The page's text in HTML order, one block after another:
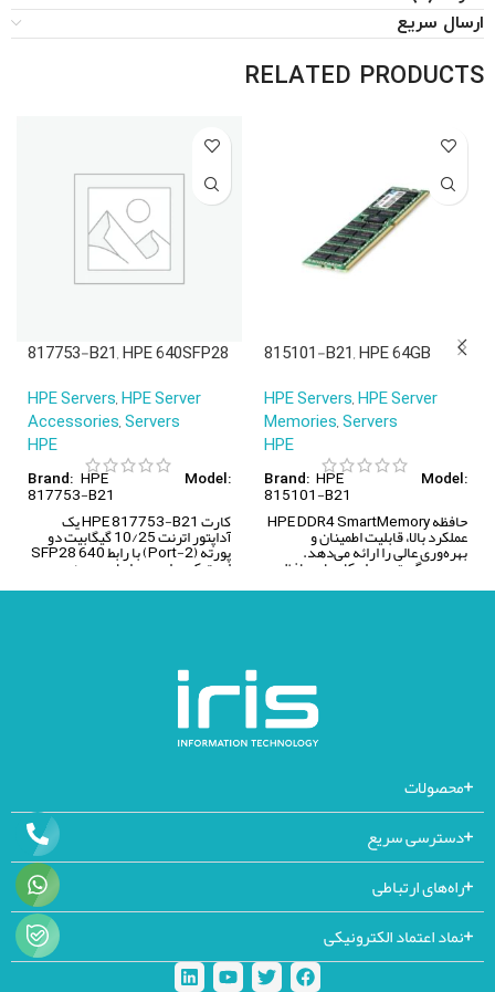
ارسال سریع
RELATED PRODUCTS
815101-B21, HPE 64GB
2666V/4Rx4/Smart Kit
HPE Servers,HPE Server
Memories,Servers
HPE
Brand: HPE Model:
815101-B21
حافظه HPE DDR4 SmartMemory
عملکرد بالا، قابلیت اطمینان و
بهره‌وری عالی را ارائه می‌دهد.
مجموعه گسترده راهکارهای حافظه
سروری، سازگاری، ظرفیت و پهنای
باند موردنیاز شما را فراهم می‌کند تا
817753-B21, HPE 640SFP28
SFP28/PCIe/No Fan
HPE Servers,HPE Server
Accessories,Servers
HPE
Brand: HPE Model:
817753-B21
کارت HPE 817753-B21 یک
آداپتور اترنت 10/25 گیگابیت دو
پورته (2-Port) با رابط 640 SFP28
است که برای محیط‌های مدرن سروری
طراحی شده و کارایی بالا، تأخیر کم و
بهره‌وری انرژی را ارائه می‌دهد. این
با امکان پردازش سریع ترافیک
شبکه، پاسخ‌گوی نیازهای شبکه‌های
سازمانی پیشرفته است.
محصولات
دسترسی سریع
راه‌های ارتباطی
نماد اعتماد الکترونیکی